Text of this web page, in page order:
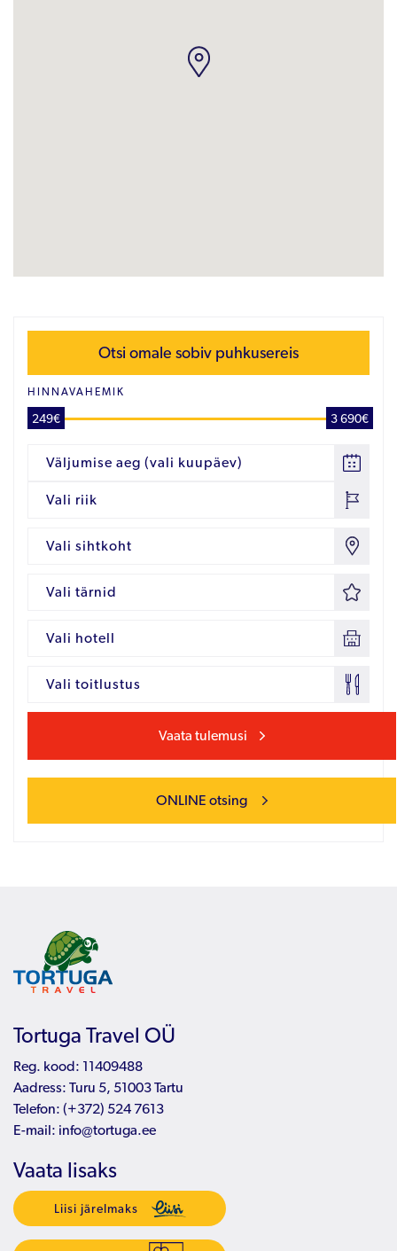
Otsi omale sobiv puhkusereis
HINNAVAHEMIK
249€ 3 690€
Väljumise aeg (vali kuupäev)
Vali riik
Vali sihtkoht
Vali tärnid
Vali hotell
Vali toitlustus
Vaata tulemusi
ONLINE otsing
Tortuga Travel OÜ
Reg. kood: 11409488
Aadress: Turu 5, 51003 Tartu
Telefon: (+372) 524 7613
E-mail: info@tortuga.ee
Vaata lisaks
Liisi järelmaks